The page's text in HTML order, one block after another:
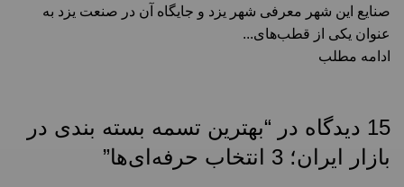
صنایع این شهر معرفی شهر یزد و جایگاه آن در صنعت یزد به
عنوان یکی از قطب‌های...
ادامه مطلب
15 دیدگاه در “
بهترین تسمه بسته‌ بندی در
بازار ایران؛ 3 انتخاب حرفه‌ای‌ها
”